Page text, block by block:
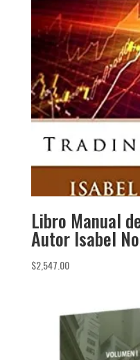
Libro Manual
Autor Isabel
$2,547.00